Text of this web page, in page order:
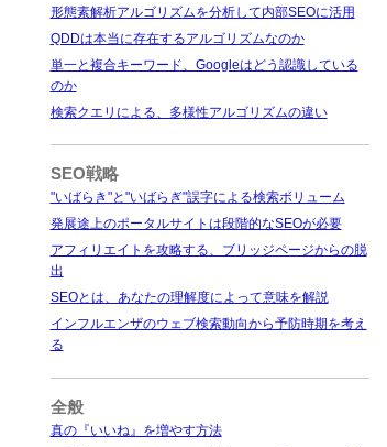
形態素解析アルゴリズムを分析して内部SEOに活用
QDDは本当に存在するアルゴリズムなのか
単一と複合キーワード、Googleはどう認識している
のか
検索クエリによる、多様性アルゴリズムの違い
SEO戦略
"いばらき"と"いばらぎ"誤字による検索ボリューム
発展途上のポータルサイトは段階的なSEOが必要
アフィリエイトを攻略する、ブリッジページからの脱
出
SEOとは、あなたの理解度によって意味を解説
インフルエンザのウェブ検索動向から予防時期を考え
る
全般
真の『いいね』を増やす方法